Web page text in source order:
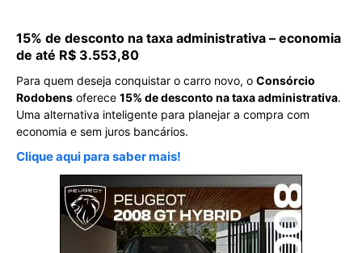
15% de desconto na taxa administrativa – economia
de até R$ 3.553,80
Para quem deseja conquistar o carro novo, o Consórcio
Rodobens oferece 15% de desconto na taxa administrativa.
Uma alternativa inteligente para planejar a compra com
economia e sem juros bancários.
Clique aqui para saber mais!